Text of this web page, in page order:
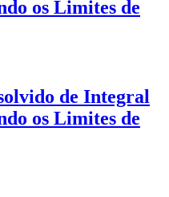
os Limites de
de Integral
os Limites de